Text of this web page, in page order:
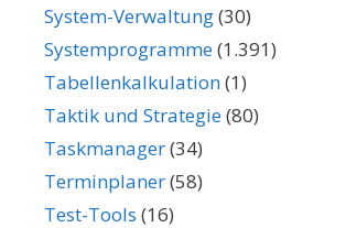
System-Verwaltung(30)
Systemprogramme(1.391)
Tabellenkalkulation(1)
Taktik und Strategie(80)
Taskmanager(34)
Terminplaner(58)
Test-Tools (16)